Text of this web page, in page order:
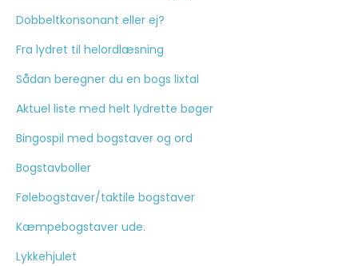
Dobbeltkonsonant eller ej?
Fra lydret til helordlæsning
Sådan beregner du en bogs lixtal
Aktuel liste med helt lydrette bøger
Bingospil med bogstaver og ord
Bogstavboller
Følebogstaver/taktile bogstaver
Kæmpebogstaver ude.
Lykkehjulet